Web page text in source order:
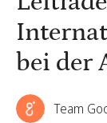
bei der
Team